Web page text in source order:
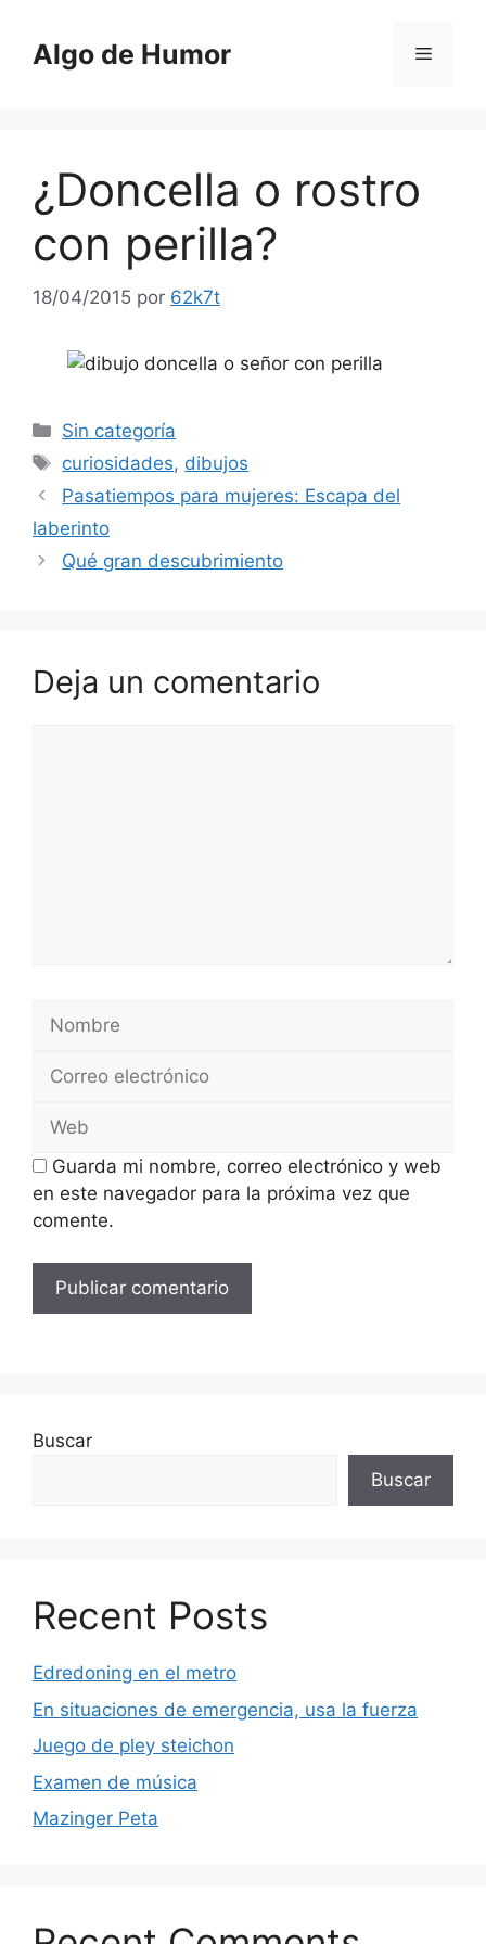
contenido
Algo de Humor Menú
¿Doncella o rostro
con perilla?
18/04/2015 por 62k7t
Categorías
Sin categoría
Etiquetas
curiosidades, dibujos
Pasatiempos para mujeres: Escapa del
laberinto
Qué gran descubrimiento
Deja un comentario
Nombre
Correo
Web
Guarda mi nombre, correo electrónico y web
en este navegador para la próxima vez que
comente.
Buscar
Buscar
Recent Posts
Edredoning en el metro
En situaciones de emergencia, usa la fuerza
Juego de pley steichon
Examen de música
Mazinger Peta